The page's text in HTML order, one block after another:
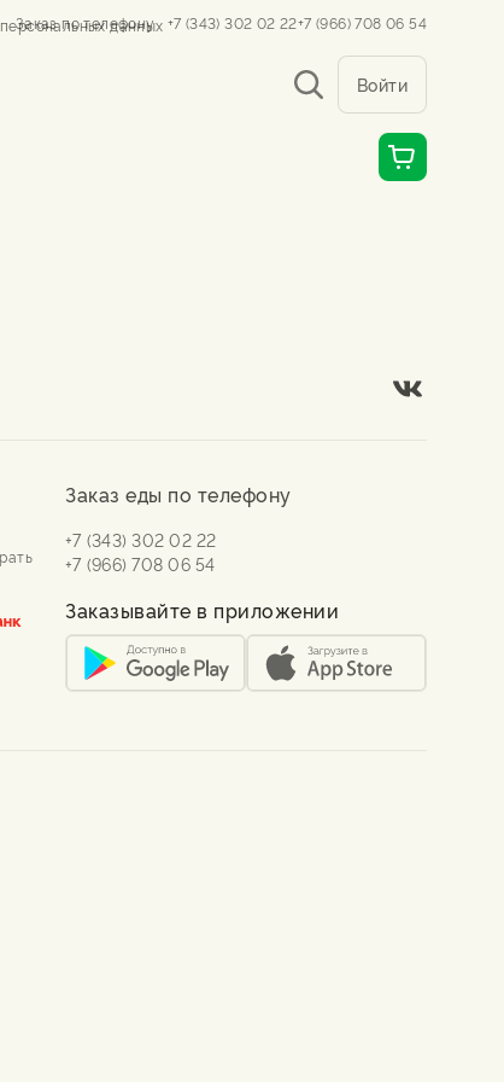
данных
Заказ по телефону +7 (343) 302 02 22+7 (966) 708 06 54
Войти
Заказ еды по телефону
+7 (343) 302 02 22
+7 (966) 708 06 54
Заказывайте в приложении